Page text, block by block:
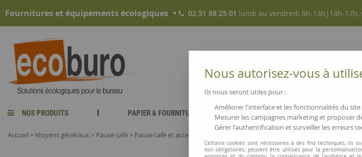
Fournitures et équipements écologiques 02 51 88 25 01 lundi au vendredi 9h-13h|14h-17h,
NOS PRODUITS PAPIER & FOURNITURES NOUVEAUTÉS
Accueil > Moyens généraux > Pause café > Pause café et accessoires
Nous autorisez-vous à
Ils nous seront utiles pour :
Améliorer l'interface et les fonctionnalités du site
Mesurer les campagnes marketing et proposer
Gérer l'authentification et surveiller les erreurs
Certains cookies sont nécessaires à des fins techniques, ils
non obligatoires, peuvent être utilisés pour la